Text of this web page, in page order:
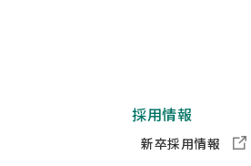
採用情報
新卒採用情報